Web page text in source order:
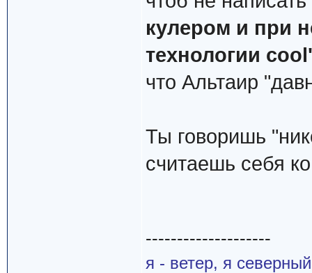
кулером и при
технологии
что Альтаир
Ты говоришь
считаешь себя
--------------------
я - ветер, я